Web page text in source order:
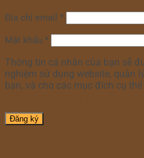
Địa chỉ email *
Mật khẩu *
Thông tin cá nhân của bạn sẽ
nghiệm sử dụng website, quản
bạn, và cho các mục đích cụ
Đăng ký